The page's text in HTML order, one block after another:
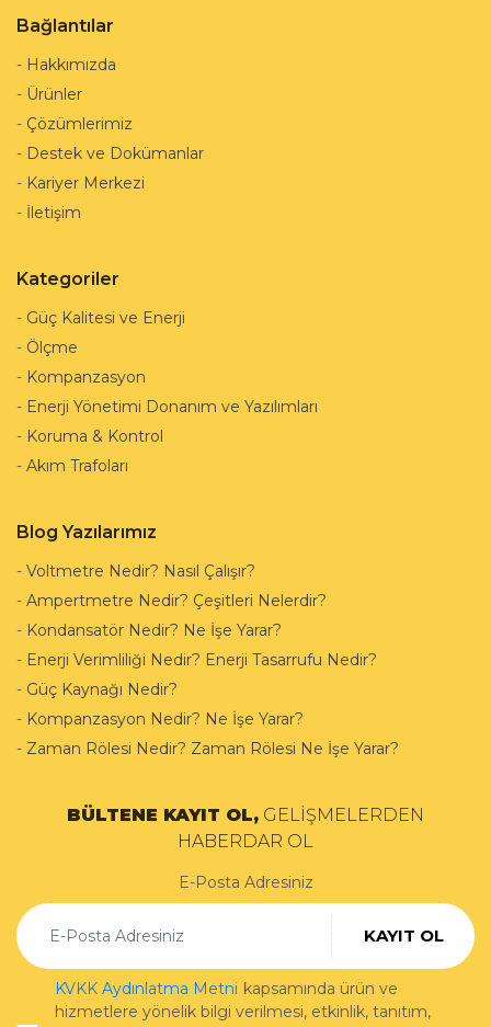
Bağlantılar
- Hakkımızda
- Ürünler
- Çözümlerimiz
- Destek ve Dokümanlar
- Kariyer Merkezi
- İletişim
Kategoriler
- Güç Kalitesi ve Enerji
- Ölçme
- Kompanzasyon
- Enerji Yönetimi Donanım ve Yazılımları
- Koruma & Kontrol
- Akım Trafoları
Blog Yazılarımız
- Voltmetre Nedir? Nasıl Çalışır?
- Ampertmetre Nedir? Çeşitleri Nelerdir?
- Kondansatör Nedir? Ne İşe Yarar?
- Enerji Verimliliği Nedir? Enerji Tasarrufu Nedir?
- Güç Kaynağı Nedir?
- Kompanzasyon Nedir? Ne İşe Yarar?
- Zaman Rölesi Nedir? Zaman Rölesi Ne İşe Yarar?
BÜLTENE KAYIT OL, GELİŞMELERDEN
HABERDAR OL
E-Posta Adresiniz
KAYIT OL
KVKK Aydınlatma Metni kapsamında ürün ve
hizmetlere yönelik bilgi verilmesi, etkinlik, tanıtım,